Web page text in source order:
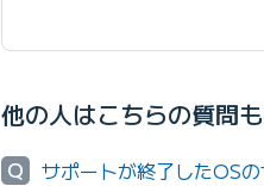
他の人はこちらの質問
Q
サポートが終了したOS